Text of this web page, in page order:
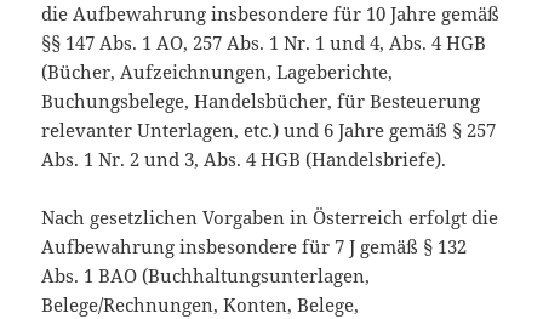
die Aufbewahrung insbesondere für 10 Jahre gemäß
§§ 147 Abs. 1 AO, 257 Abs. 1 Nr. 1 und 4, Abs. 4 HGB
(Bücher, Aufzeichnungen, Lageberichte,
Buchungsbelege, Handelsbücher, für Besteuerung
relevanter Unterlagen, etc.) und 6 Jahre gemäß § 257
Abs. 1 Nr. 2 und 3, Abs. 4 HGB (Handelsbriefe).
Nach gesetzlichen Vorgaben in Österreich erfolgt die
Aufbewahrung insbesondere für 7 J gemäß § 132
Abs. 1 BAO (Buchhaltungsunterlagen,
Belege/Rechnungen, Konten, Belege,